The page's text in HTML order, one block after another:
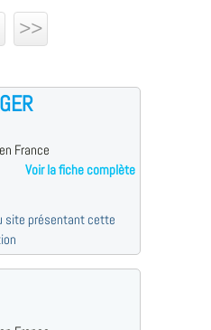
>>
France
Voir la fiche complète
site présentant cette